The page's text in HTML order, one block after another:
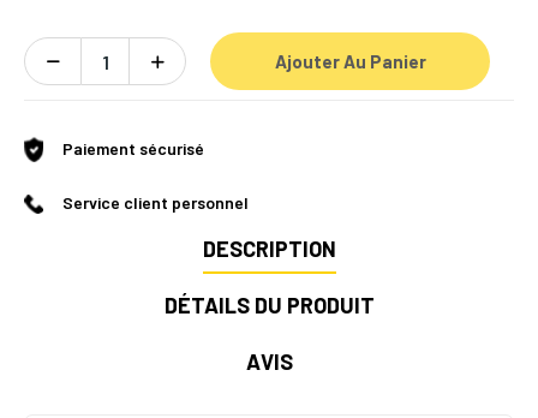
Ajouter Au Panier
Paiement sécurisé
Service client personnel
DESCRIPTION
DÉTAILS DU PRODUIT
AVIS